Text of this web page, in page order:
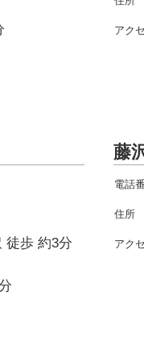
徒歩 約3分
藤